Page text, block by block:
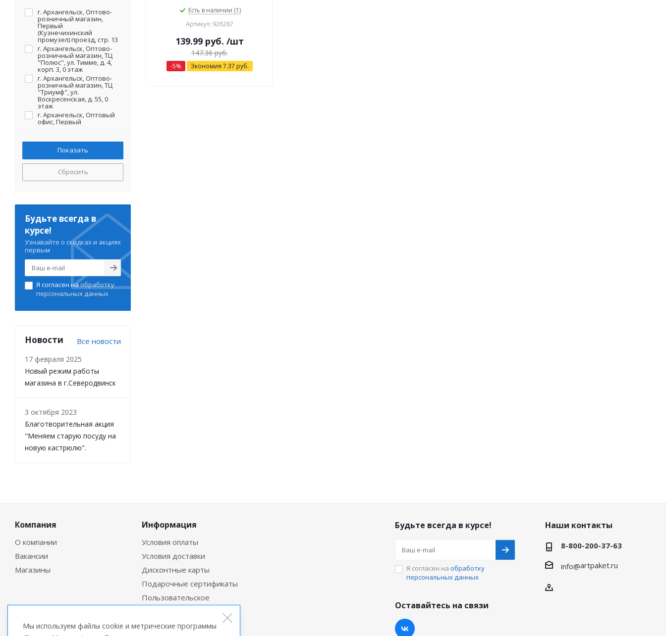
Есть в наличии (1)
Артикул: 926287
139.99руб. /шт
147.36руб.
-5% Экономия 7.37 руб.
г. Архангельск, Оптово-
розничный магазин,
Первый
(Кузнечихинский
промузел) проезд, стр. 13
г. Архангельск, Оптово-
розничный магазин, ТЦ
"Полюс", ул. Тимме, д. 4,
корп. 3, 0 этаж
г. Архангельск, Оптово-
розничный магазин, ТЦ
"Триумф", ул.
Воскресенская, д. 55, 0
этаж
г. Архангельск, Оптовый
офис, Первый
(на территории)
г. Северодвинск, Оптово-
розничный магазин, ул.
Первомайская, д. 20 (на
территории)
Сбросить
Будьте всегда в
курсе!
Узнавайте о скидках и акциях
первым
Я согласен наобработку
персональных данных
Новости Все новости
17 февраля 2025
Новый режим работы
магазина в г.Северодвинск
3 октября 2023
Благотворительная акция
"Меняем старую посуду на
новую кастрюлю".
Компания
О компании
Вакансии
Магазины
Информация
Условия оплаты
Условия доставки
Дисконтные карты
Подарочные сертификаты
Пользовательское
соглашение
Будьте всегда в курсе!
Я согласен на обработку
персональных данных
Оставайтесь на связи
Наши контакты
8-800-200-37-63
info@artpaket.ru
Мы используем файлы cookie и метрические программы